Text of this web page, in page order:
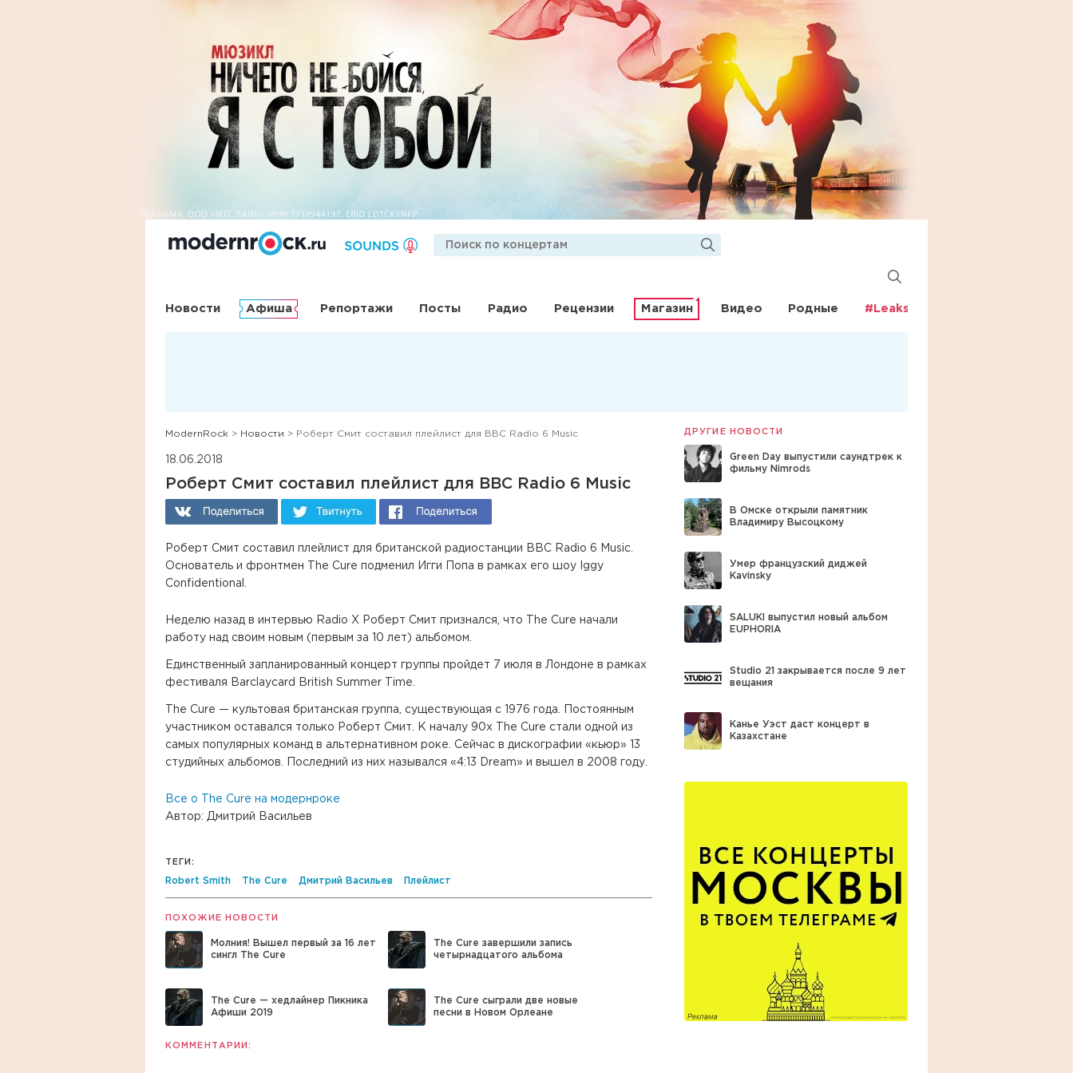
Новости Афиша Репортажи Посты Радио Рецензии Магазин Видео Родные #Leaks
ModernRock > Новости > Роберт Смит составил плейлист для BBC Radio 6 Music
18.06.2018
Роберт Смит составил плейлист для BBC Radio 6 Music
Роберт Смит составил плейлист для британской радиостанции BBC Radio 6 Music.
Основатель и фронтмен The Cure подменил Игги Попа в рамках его шоу Iggy
Confidentional.
Неделю назад в интервью Radio X Роберт Смит признался, что The Cure начали
работу над своим новым (первым за 10 лет) альбомом.
Единственный запланированный концерт группы пройдет 7 июля в Лондоне в рамках
фестиваля Barclaycard British Summer Time.
The Cure — культовая британская группа, существующая с 1976 года. Постоянным
участником оставался только Роберт Смит. К началу 90х The Cure стали одной из
самых популярных команд в альтернативном роке. Сейчас в дискографии «кьюр» 13
студийных альбомов. Последний из них назывался «4:13 Dream» и вышел в 2008 году.
Все о The Cure на модернроке
Автор: Дмитрий Васильев
ТЕГИ:
Robert Smith The Cure Дмитрий Васильев Плейлист
ПОХОЖИЕ НОВОСТИ
Молния! Вышел первый за 16 лет
сингл The Cure
The Cure завершили запись
четырнадцатого альбома
The Cure — хедлайнер Пикника
Афиши 2019
The Cure сыграли две новые
песни в Новом Орлеане
КОММЕНТАРИИ:
ДРУГИЕ НОВОСТИ
Green Day выпустили саундтрек к
фильму Nimrods
В Омске открыли памятник
Владимиру Высоцкому
Умер французский диджей
Kavinsky
SALUKI выпустил новый альбом
EUPHORIA
Studio 21 закрывается после 9 лет
вещания
Канье Уэст даст концерт в
Казахстане